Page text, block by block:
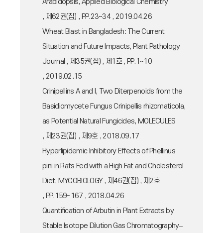
Arabidopsis, Applied Biological Chemistry
, 제62권(집) , PP.23~34 , 2019.04.26
Wheat Blast in Bangladesh: The Current
Situation and Future Impacts, Plant Pathology
Journal , 제35권(집) , 제1호 , PP.1~10
, 2019.02.15
Crinipellins A and I, Two Diterpenoids from the
Basidiomycete Fungus Crinipellis rhizomaticola,
as Potential Natural Fungicides, MOLECULES
, 제23권(집) , 제9호 , 2018.09.17
Hyperlipidemic Inhibitory Effects of Phellinus
pini in Rats Fed with a High Fat and Cholesterol
Diet, MYCOBIOLOGY , 제46권(집) , 제2호
, PP.159~167 , 2018.04.26
Quantification of Arbutin in Plant Extracts by
Stable Isotope Dilution Gas Chromatography–